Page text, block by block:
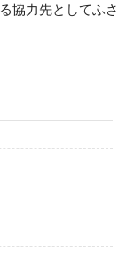
協力先としてふさ